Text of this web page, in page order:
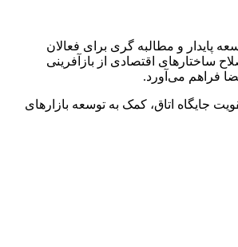
پایدار و مطالبه گری برای فعالان
ساختارهای اقتصادی از بازآفرینی
فراهم می‌آورد.
جایگاه اتاق، کمک به توسعه بازارهای